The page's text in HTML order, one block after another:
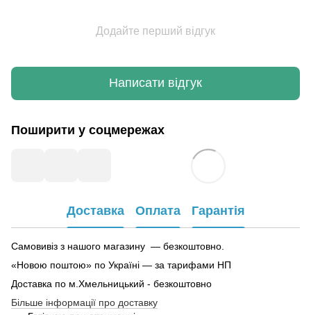
Додайте перший відгук
Написати відгук
Поширити у соцмережах
Доставка Оплата Гарантія
Самовивіз з нашого магазину — безкоштовно.
«Новою поштою» по Україні — за тарифами НП
Доставка по м.Хмельницький - безкоштовно
Більше інформації про доставку